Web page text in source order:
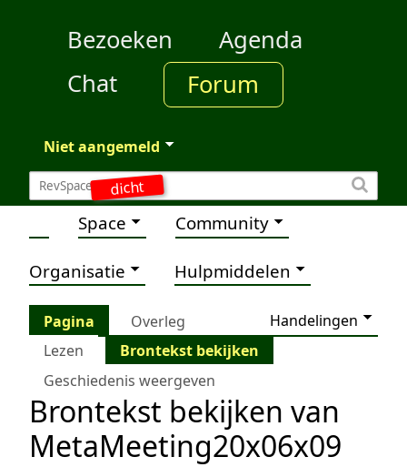
dicht
Bezoeken
Agenda
Chat
Forum
Niet aangemeld
Space Community
Organisatie Hulpmiddelen
Pagina Overleg
Handelingen
Lezen
Brontekst bekijken
Geschiedenis weergeven
Brontekst bekijken van
MetaMeeting20x06x09